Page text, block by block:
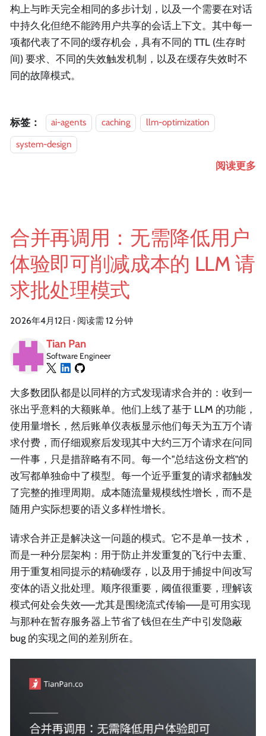
构上与昨天完全相同的多步计划，以及一个需要在对话
中持久化但绝不能跨用户共享的会话上下文。其中每一
项都代表了不同的缓存机会，具有不同的 TTL (生存时
间) 要求、不同的失效触发机制，以及在缓存失效时不
同的故障模式。
标签： ai-agents caching
llm-optimization
system-design
阅读更多
合并再调用：无需降低用户
体验即可削减成本的 LLM 请
求批处理模式
2026年4月12日 · 阅读需 12 分钟
Tian Pan
Software Engineer
大多数团队都是以同样的方式发现请求合并的：收到一
张出乎意料的大额账单。他们上线了基于 LLM 的功能，
使用量增长，然后账单仪表板显示他们每天为五万个请
求付费，而仔细观察后发现其中大约三万个请求在问同
一件事，只是措辞略有不同。每一个"总结这份文档"的
改写都单独命中了模型。每一个近乎重复的请求都触发
了完整的推理周期。成本随流量规模线性增长，而不是
随用户实际想要的语义多样性增长。
请求合并正是解决这一问题的模式。它不是单一技术，
而是一种分层架构：用于防止并发重复的飞行中去重、
用于重复相同提示的精确缓存，以及用于捕捉中间改写
变体的语义批处理。顺序很重要，阈值很重要，理解该
模式何处会失效——尤其是围绕流式传输——是可用实现
与那种在暂存服务器上节省了钱但在生产中引发隐蔽
bug 的实现之间的差别所在。